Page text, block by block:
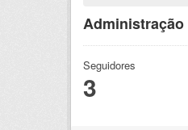
Administração
Seguidores
3